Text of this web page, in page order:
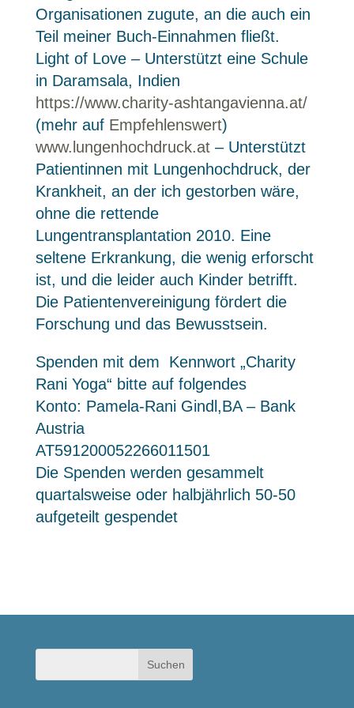
Organisationen zugute, an die auch ein
Teil meiner Buch-Einnahmen fließt.
Light of Love – Unterstützt eine Schule
in Daramsala, Indien
https://www.charity-ashtangavienna.at/
(mehr auf Empfehlenswert)
www.lungenhochdruck.at– Unterstützt
Patientinnen mit Lungenhochdruck, der
Krankheit, an der ich gestorben wäre,
ohne die rettende
Lungentransplantation 2010. Eine
seltene Erkrankung, die wenig erforscht
ist, und die leider auch Kinder betrifft.
Die Patientenvereinigung fördert die
Forschung und das Bewusstsein.
Spenden mit dem Kennwort „Charity
Rani Yoga“ bitte auf folgendes
Konto: Pamela-Rani Gindl,BA – Bank
Austria
AT591200052266011501
Die Spenden werden gesammelt
quartalsweise oder halbjährlich 50-50
aufgeteilt gespendet